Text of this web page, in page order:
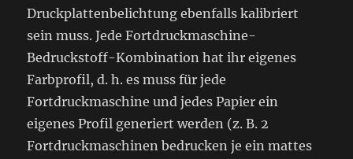
Druckplattenbelichtung ebenfalls kalibriert
sein muss. Jede Fortdruckmaschine-
Bedruckstoff-Kombination hat ihr eigenes
Farbprofil, d. h. es muss für jede
Fortdruckmaschine und jedes Papier ein
eigenes Profil generiert werden (z. B. 2
Fortdruckmaschinen bedrucken je ein mattes